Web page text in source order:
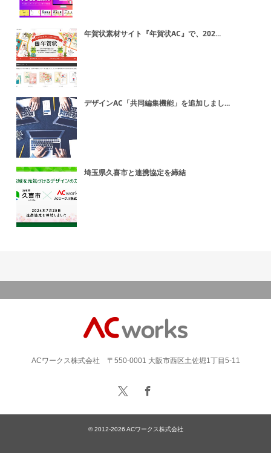
年賀状素材サイト『年賀状AC』で、202...
デザインAC「共同編集機能」を追加しまし...
埼玉県久喜市と連携協定を締結
ACワークス株式会社 〒550-0001 大阪市西区土佐堀1丁目5-11
© 2012-2026 ACワークス株式会社